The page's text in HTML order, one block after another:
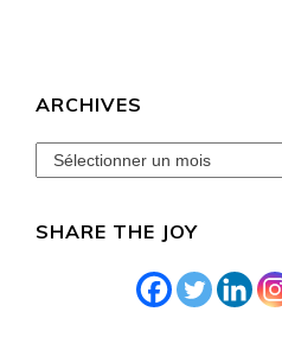
ARCHIVES
archives
SHARE THE JOY